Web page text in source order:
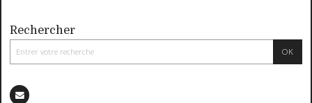
Rechercher